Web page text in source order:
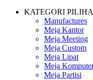
KATEGORI
Manufactures
Meja Kantor
Meja Meeting
Meja Custom
Meja Lipat
Meja
Meja Partisi